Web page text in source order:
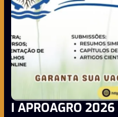
I APROAGRO 2026